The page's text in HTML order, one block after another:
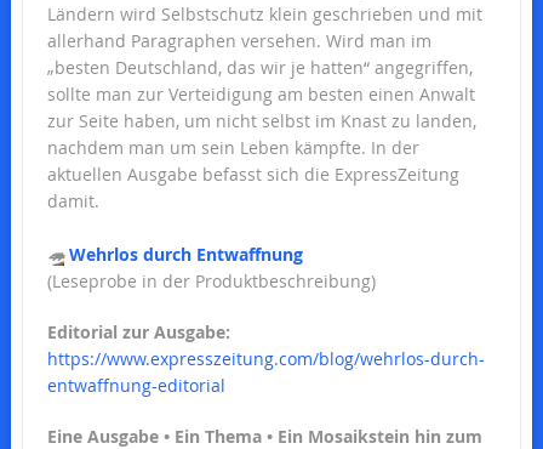
Ländern wird Selbstschutz klein geschrieben und mit
allerhand Paragraphen versehen. Wird man im
„besten Deutschland, das wir je hatten“ angegriffen,
sollte man zur Verteidigung am besten einen Anwalt
zur Seite haben, um nicht selbst im Knast zu landen,
nachdem man um sein Leben kämpfte. In der
aktuellen Ausgabe befasst sich die ExpressZeitung
damit.
🦔 Wehrlos durch Entwaffnung
(Leseprobe in der Produktbeschreibung)
Editorial zur Ausgabe:
https://www.expresszeitung.com/blog/wehrlos-durch-
entwaffnung-editorial
Eine Ausgabe • Ein Thema • Ein Mosaikstein hin zum